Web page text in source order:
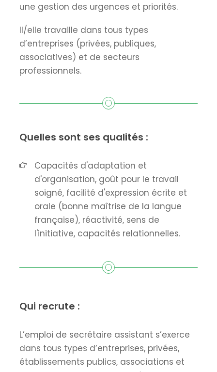
une gestion des urgences et priorités.
Il/elle travaille dans tous types
d’entreprises (privées, publiques,
associatives) et de secteurs
professionnels.
Quelles sont ses qualités :
Capacités d'adaptation et
d'organisation, goût pour le travail
soigné, facilité d'expression écrite et
orale (bonne maîtrise de la langue
française), réactivité, sens de
l'initiative, capacités relationnelles.
Qui recrute :
L’emploi de secrétaire assistant s’exerce
dans tous types d’entreprises, privées,
établissements publics, associations et